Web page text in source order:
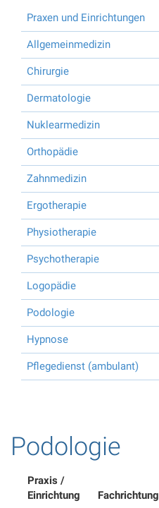
Praxen und Einrichtungen
Allgemeinmedizin
Chirurgie
Dermatologie
Nuklearmedizin
Orthopädie
Zahnmedizin
Ergotherapie
Physiotherapie
Psychotherapie
Logopädie
Podologie
Hypnose
Pflegedienst (ambulant)
Podologie
Praxis /
Einrichtung
Fachrichtung